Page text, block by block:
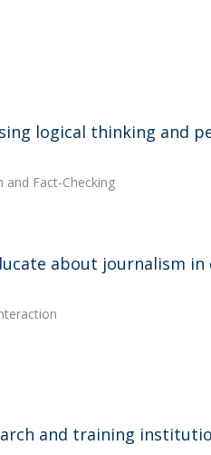
logical thinking and
Fact-Checking
about journalism in
and training